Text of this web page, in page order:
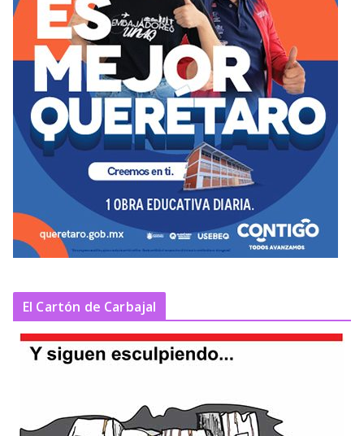
El Cartón de Carbajal